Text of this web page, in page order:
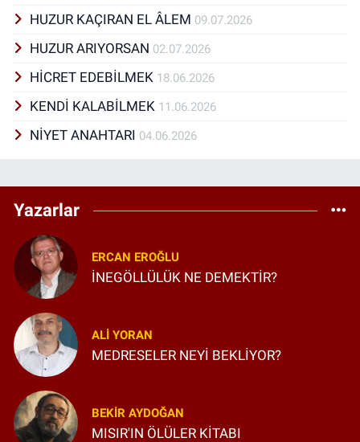
HUZUR KAÇIRAN EL ÂLEM 09.07.2026
HUZUR ARIYORSAN 02.07.2026
HİCRET EDEBİLMEK 18.06.2026
KENDİ KALABİLMEK 11.06.2026
NİYET ANAHTARI 04.06.2026
Yazarlar
ERCAN EROĞLU
İNEGÖLLÜLÜK NE DEMEKTİR?
ALI YORAN
MEDRESELER NEYİ BEKLİYOR?
BEKIR AYDOĞAN
MISIR'IN ÖLÜLER KİTABI